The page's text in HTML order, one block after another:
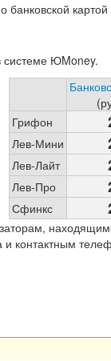
банковской
системе ЮMoney.
Грифон
Лев-Мини
Лев-Лайт
Лев-Про
Сфинкс
и контактным